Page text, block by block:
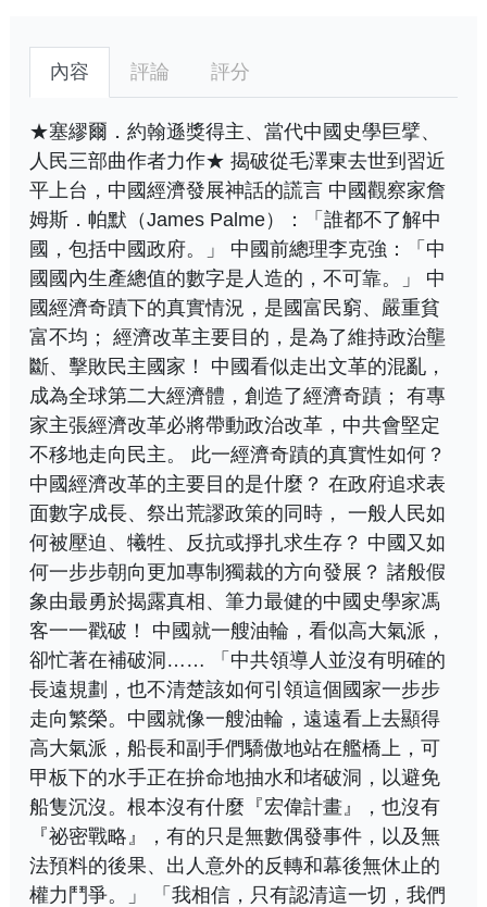
內容 評論 評分
★塞繆爾．約翰遜獎得主、當代中國史學巨擘、
人民三部曲作者力作★ 揭破從毛澤東去世到習近
平上台，中國經濟發展神話的謊言 中國觀察家詹
姆斯．帕默（James Palme）：「誰都不了解中
國，包括中國政府。」 中國前總理李克強：「中
國國內生產總值的數字是人造的，不可靠。」 中
國經濟奇蹟下的真實情況，是國富民窮、嚴重貧
富不均； 經濟改革主要目的，是為了維持政治壟
斷、擊敗民主國家！ 中國看似走出文革的混亂，
成為全球第二大經濟體，創造了經濟奇蹟； 有專
家主張經濟改革必將帶動政治改革，中共會堅定
不移地走向民主。 此一經濟奇蹟的真實性如何？
中國經濟改革的主要目的是什麼？ 在政府追求表
面數字成長、祭出荒謬政策的同時， 一般人民如
何被壓迫、犧牲、反抗或掙扎求生存？ 中國又如
何一步步朝向更加專制獨裁的方向發展？ 諸般假
象由最勇於揭露真相、筆力最健的中國史學家馮
客一一戳破！ 中國就一艘油輪，看似高大氣派，
卻忙著在補破洞…… 「中共領導人並沒有明確的
長遠規劃，也不清楚該如何引領這個國家一步步
走向繁榮。中國就像一艘油輪，遠遠看上去顯得
高大氣派，船長和副手們驕傲地站在艦橋上，可
甲板下的水手正在拚命地抽水和堵破洞，以避免
船隻沉沒。根本沒有什麼『宏偉計畫』，也沒有
『祕密戰略』，有的只是無數偶發事件，以及無
法預料的後果、出人意外的反轉和幕後無休止的
權力鬥爭。」 「我相信，只有認清這一切，我們